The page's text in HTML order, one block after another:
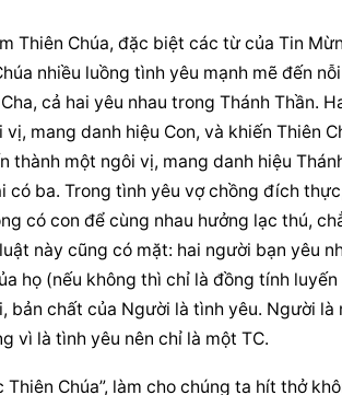
Thiên Chúa, đặc biệt các từ của Tin
nhiều luồng tình yêu mạnh mẽ đến nỗi
cả hai yêu nhau trong Thánh Thần.
mang danh hiệu Con, và khiến Thiên
thành một ngôi vị, mang danh hiệu
có ba. Trong tình yêu vợ chồng đích
có con để cùng nhau hưởng lạc thú,
này cũng có mặt: hai người bạn yêu
họ (nếu không thì chỉ là đồng tính luyến
bản chất của Người là tình yêu. Người là
vì là tình yêu nên chỉ là một TC.
Chúa”, làm cho chúng ta hít thở